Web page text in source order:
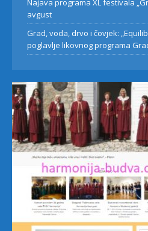
Najava programa XL festivala
avgust
Grad, voda, drvo i čovjek:
poglavlje likovnog programa